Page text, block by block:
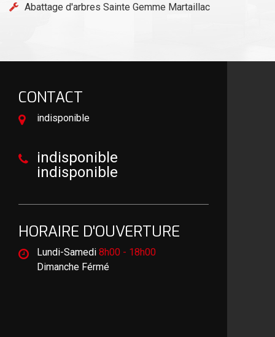
Abattage d'arbres Sainte Gemme Martaillac
CONTACT
indisponible
indisponible
indisponible
HORAIRE D'OUVERTURE
Lundi-Samedi 8h00 - 18h00
Dimanche Férmé